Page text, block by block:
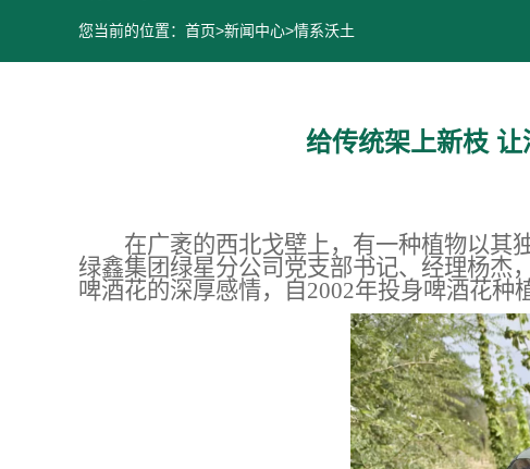
您当前的位置： 首页>新闻中心>情系沃土
给传统架上新枝
在广袤的西北戈壁上，有一种植物以其
绿鑫集团 绿星分公司党支部书记、 经理杨杰
啤酒花的深厚感情，自2002年投身啤酒花种